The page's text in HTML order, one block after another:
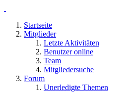
Startseite
Mitglieder
Letzte Aktivitäten
Benutzer online
Team
Mitgliedersuche
Forum
Unerledigte Themen